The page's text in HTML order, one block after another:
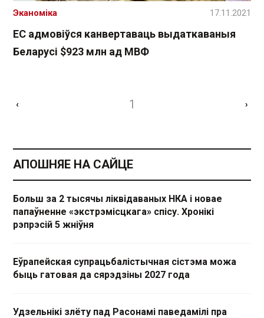
ЕС адмовіўся канвертаваць выдаткаваныя
Беларусі $923 млн ад МВФ
Эканоміка 17.11.2021
‹ 1 ›
АПОШНЯЕ НА САЙЦЕ
Больш за 2 тысячы ліквідаваных НКА і новае
папаўненне «экстрэмісцкага» спісу. Хронікі
рэпрэсій 5 жніўня
Еўрапейская супрацьбалістычная сістэма можа
быць гатовая да сярэдзіны 2027 года
Удзельнікі злёту пад Расонамі паведамілі пра